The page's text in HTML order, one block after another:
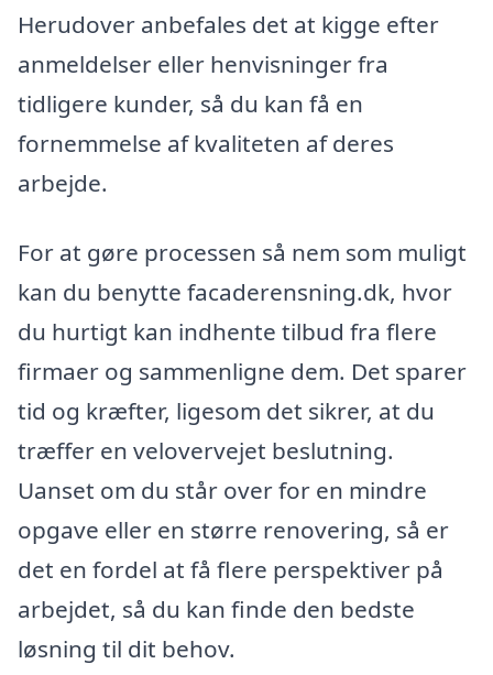
Herudover anbefales det at kigge efter
anmeldelser eller henvisninger fra
tidligere kunder, så du kan få en
fornemmelse af kvaliteten af deres
arbejde.
For at gøre processen så nem som muligt
kan du benytte facaderensning.dk, hvor
du hurtigt kan indhente tilbud fra flere
firmaer og sammenligne dem. Det sparer
tid og kræfter, ligesom det sikrer, at du
træffer en velovervejet beslutning.
Uanset om du står over for en mindre
opgave eller en større renovering, så er
det en fordel at få flere perspektiver på
arbejdet, så du kan finde den bedste
løsning til dit behov.